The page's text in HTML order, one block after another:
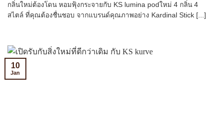
กลิ่นใหม่ต้องโดน หอมฟุ้งกระจายกับ KS lumina podใหม่ 4 กลิ่น 4
สไตล์ ที่คุณต้องชื่นชอบ จากแบรนด์คุณภาพอย่าง Kardinal Stick [...]
10
Jan